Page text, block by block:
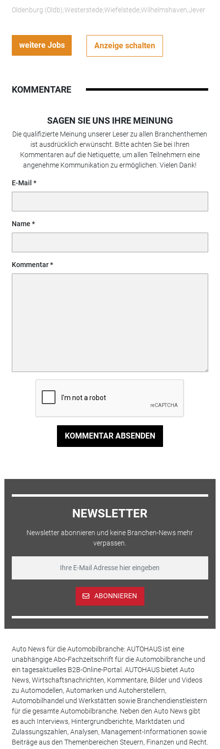
Oldenburg (Oldb);Westerstede;Wiefelstede;Wilhelmshaven;Jever
weitere Jobs Anzeige schalten
KOMMENTARE
SAGEN SIE UNS IHRE MEINUNG
Die qualifizierte Meinung unserer Leser zu allen Branchenthemen
ist ausdrücklich erwünscht. Bitte achten Sie bei Ihren
Kommentaren auf die Netiquette, um allen Teilnehmern eine
angenehme Kommunikation zu ermöglichen. Vielen Dank!
E-Mail
Name
Kommentar
KOMMENTAR ABSENDEN
NEWSLETTER
Newsletter abonnieren und keine Branchen-News mehr
verpassen.
ABONNIEREN
Auto News für die Automobilbranche: AUTOHAUS ist eine
unabhängige Abo-Fachzeitschrift für die Automobilbranche und
ein tagesaktuelles B2B-Online-Portal. AUTOHAUS bietet Auto
News, Wirtschaftsnachrichten, Kommentare, Bilder und Videos
zu Automodellen, Automarken und Autoherstellern,
Automobilhandel und Werkstätten sowie Branchendienstleistern
für die gesamte Automobilbranche. Neben den Auto News gibt
es auch Interviews, Hintergrundberichte, Marktdaten und
Zulassungszahlen, Analysen, Management-Informationen sowie
Beiträge aus den Themenbereichen Steuern, Finanzen und Recht.